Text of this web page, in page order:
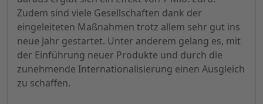
Zudem sind viele Gesellschaften dank der
eingeleiteten Maßnahmen trotz allem sehr gut ins
neue Jahr gestartet. Unter anderem gelang es, mit
der Einführung neuer Produkte und durch die
zunehmende Internationalisierung einen Ausgleich
zu schaffen.